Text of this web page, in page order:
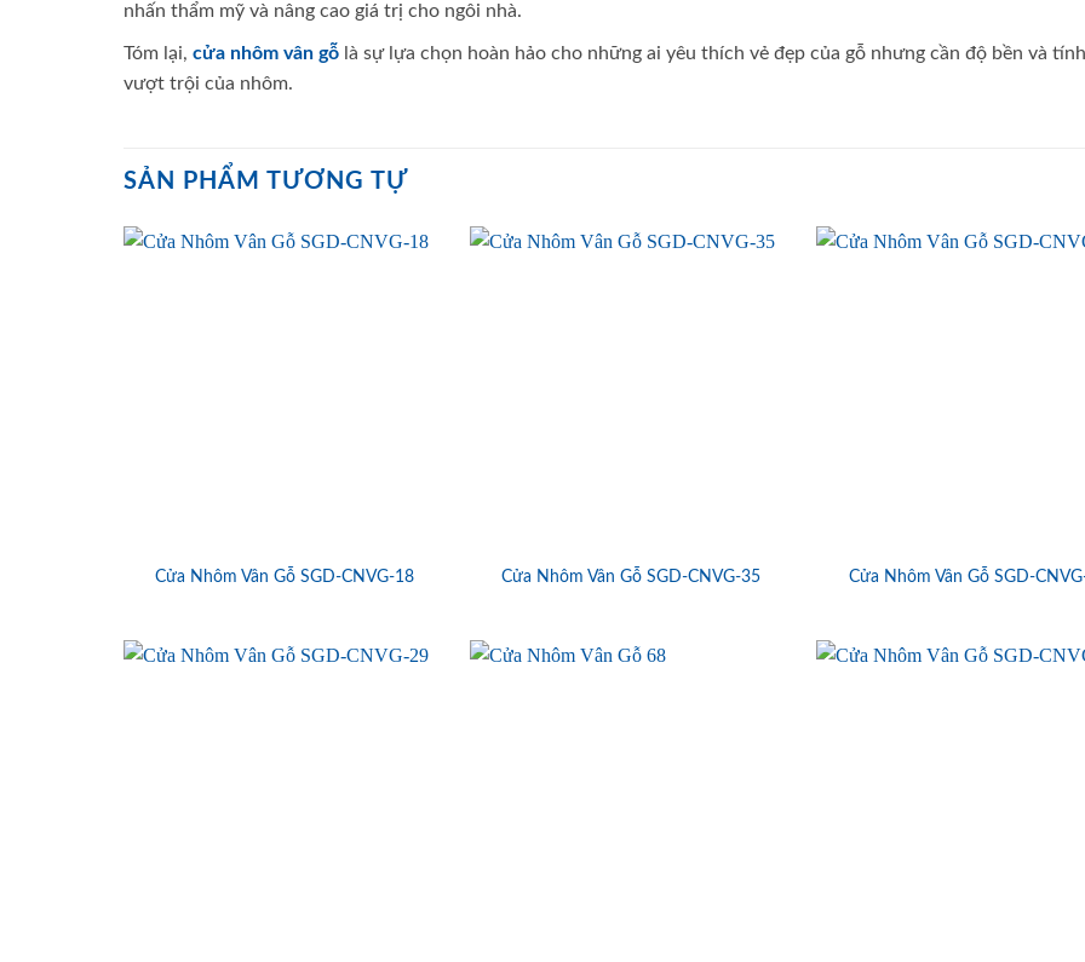
nhấn thẩm mỹ và nâng cao giá trị cho ngôi nhà.
Tóm lại, cửa nhôm vân gỗ là sự lựa chọn hoàn hảo cho những ai yêu thích vẻ đẹp của gỗ nhưng cần độ bền và
vượt trội của nhôm.
SẢN PHẨM TƯƠNG TỰ
Cửa Nhôm Vân Gỗ SGD-CNVG-18 Cửa Nhôm Vân Gỗ SGD-CNVG-35 Cửa Nhôm Vân Gỗ SGD-